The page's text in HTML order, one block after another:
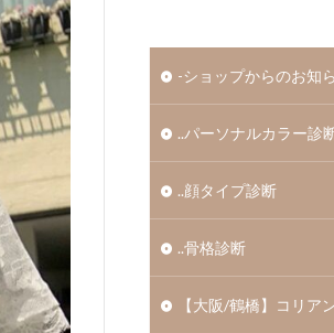
-ショップからのお知
..パーソナルカラー診
..顔タイプ診断
..骨格診断
【大阪/鶴橋】コリア